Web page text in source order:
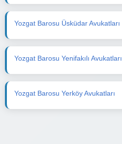
Yozgat Barosu Üsküdar Avukatları
Yozgat Barosu Yenifakılı Avukatları
Yozgat Barosu Yerköy Avukatları